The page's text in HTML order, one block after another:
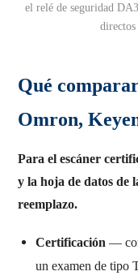
el relé de seguridad
Qué
Omron,
Para el escáner
y la hoja de datos de
reemplazo.
Certificación —
un examen de tipo